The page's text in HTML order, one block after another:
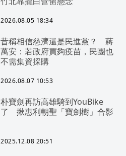
2026.08.05 18:34
昔稱相信慈濟還是民進黨？ 蔣
萬安：若政府買夠疫苗，民團也
不需集資採購
2026.08.07 10:53
朴寶劍再訪高雄騎到YouBike
了 揪惠利朝聖「寶劍樹」合影
2025.12.08 20:51